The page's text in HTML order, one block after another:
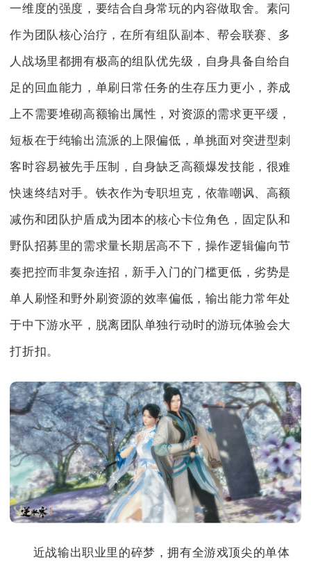
一维度的强度，要结合自身常玩的内容做取舍。素问
作为团队核心治疗，在所有组队副本、帮会联赛、多
人战场里都拥有极高的组队优先级，自身具备自给自
足的回血能力，单刷日常任务的生存压力更小，养成
上不需要堆砌高额输出属性，对资源的需求更平缓，
短板在于纯输出流派的上限偏低，单挑面对突进型刺
客时容易被先手压制，自身缺乏高额爆发技能，很难
快速终结对手。铁衣作为专职坦克，依靠嘲讽、高额
减伤和团队护盾成为团本的核心卡位角色，固定队和
野队招募里的需求量长期居高不下，操作逻辑偏向节
奏把控而非复杂连招，新手入门的门槛更低，劣势是
单人刷怪和野外刷资源的效率偏低，输出能力常年处
于中下游水平，脱离团队单独行动时的游玩体验会大
打折扣。
近战输出职业里的碎梦，拥有全游戏顶尖的单体